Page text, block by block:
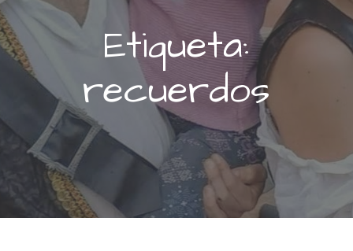
Etiqueta:
recuerdos